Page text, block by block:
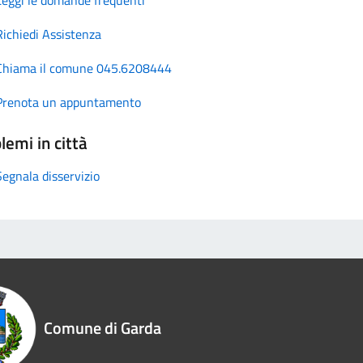
Assistenza
il comune 045.6208444
un appuntamento
in città
disservizio
Comune di Garda